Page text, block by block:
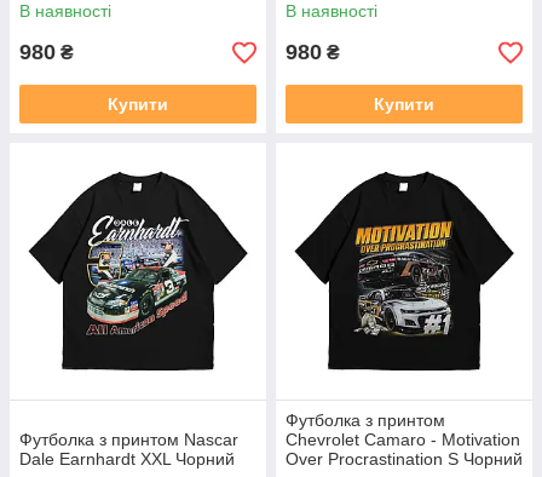
В наявності
980 ₴
Купити
В наявності
980 ₴
Купити
Футболка з принтом Nascar
Dale Earnhardt XXL Чорний
Футболка з принтом
Chevrolet Camaro - Motivation
Over Procrastination S Чорний